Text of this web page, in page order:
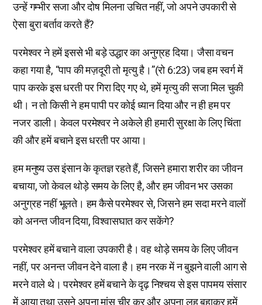
उन्हें गम्भीर सजा और दोष मिलना उचित नहीं, जो अपने उपकारी से
ऐसा बुरा बर्ताव करते हैं?
परमेश्वर ने हमें इससे भी बड़े उद्धार का अनुग्रह दिया। जैसा वचन
कहा गया है, “पाप की मज़दूरी तो मृत्यु है।”(रो 6:23) जब हम स्वर्ग में
पाप करके इस धरती पर गिरा दिए गए थे, हमें मृत्यु की सजा मिल चुकी
थी। न तो किसी ने हम पापी पर कोई ध्यान दिया और न ही हम पर
नजर डाली। केवल परमेश्वर ने अकेले ही हमारी सुरक्षा के लिए चिंता
की और हमें बचाने इस धरती पर आया।
हम मनुष्य उस इंसान के कृतज्ञ रहते हैं, जिसने हमारा शरीर का जीवन
बचाया, जो केवल थोड़े समय के लिए है, और हम जीवन भर उसका
अनुग्रह नहीं भूलते। हम कैसे परमेश्वर से, जिसने हम सदा मरने वालों
को अनन्त जीवन दिया, विश्वासघात कर सकेंगे?
परमेश्वर हमें बचाने वाला उपकारी है। वह थोड़े समय के लिए जीवन
नहीं, पर अनन्त जीवन देने वाला है। हम नरक में न बुझने वाली आग से
मरने वाले थे। परमेश्वर हमें बचाने के दृढ़ निश्चय से इस पापमय संसार
में आया तथा उसने अपना मांस चीर कर और अपना लहू बहाकर हमें